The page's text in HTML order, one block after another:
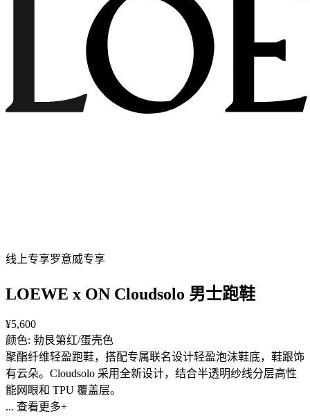
线上专享罗意威专享
LOEWE x ON Cloudsolo 男士跑鞋
¥5,600
颜色: 勃艮第红/蛋壳色
聚酯纤维轻盈跑鞋，搭配专属联名设计轻盈泡沫鞋底，鞋跟饰
有云朵。Cloudsolo 采用全新设计，结合半透明纱线分层高性
能网眼和 TPU 覆盖层。
... 查看更多+